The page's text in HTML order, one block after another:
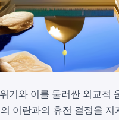
기와 이를 둘러싼 외교적
이란과의 휴전 결정을